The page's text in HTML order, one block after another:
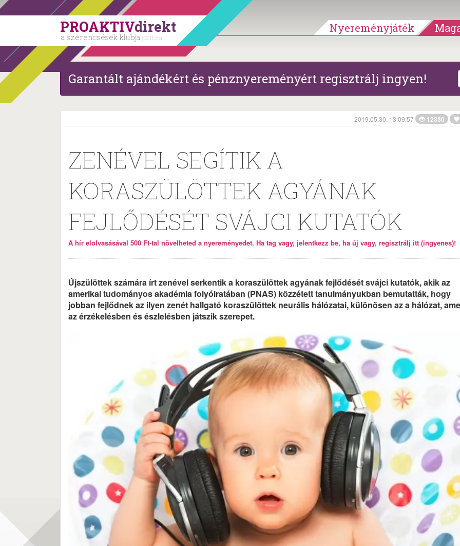
PROAKTIVdirekt
a szerencsések klubja | 2011 óta
Nyereményjáték
Garantált ajándékért és pénznyereményért regisztrálj ingyen!
2019.05.30. 13:09:57 12330
ZENÉVEL SEGÍTIK A
KORASZÜLÖTTEK AGYÁNAK
FEJLŐDÉSÉT SVÁJCI KUTATÓK
A hír elolvasásával 500 Ft-tal növelheted a nyereményedet. Ha tag vagy, jelentkezz be, ha új vagy, regisztrálj itt (ingyenes)!
Újszülöttek számára írt zenével serkentik a koraszülöttek agyának fejlődését svájci kutatók, akik az
amerikai tudományos akadémia folyóiratában (PNAS) közzétett tanulmányukban bemutatták, hogy
jobban fejlődnek az ilyen zenét hallgató koraszülöttek neurális hálózatai, különösen az a hálózat,
az érzékelésben és észlelésben játszik szerepet.